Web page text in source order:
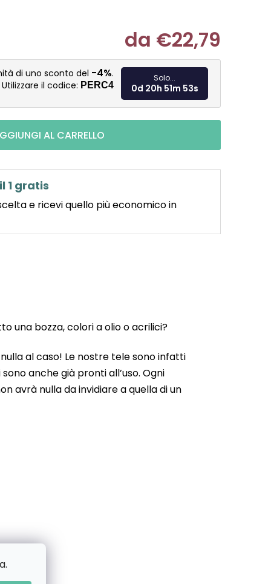
da €22,79
Misura
di uno sconto del -4%.
Utilizzare il codice: PERC4
Solo...
0d 20h 51m 52s
AL CARRELLO
1 gratis
e ricevi quello più economico in
una bozza, colori a olio o acrilici?
al caso! Le nostre tele sono infatti
anche già pronti all’uso. Ogni
avrà nulla da invidiare a quella di un